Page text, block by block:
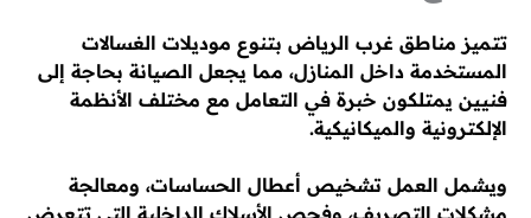
تتميز مناطق غرب الرياض بتنوع موديلات الغسالات
المستخدمة داخل المنازل، مما يجعل الصيانة بحاجة إلى
فنيين يمتلكون خبرة في التعامل مع مختلف الأنظمة
الإلكترونية والميكانيكية.
ويشمل العمل تشخيص أعطال الحساسات، ومعالجة
مشكلات التصريف، وفحص الأسلاك الداخلية التي تتعرض